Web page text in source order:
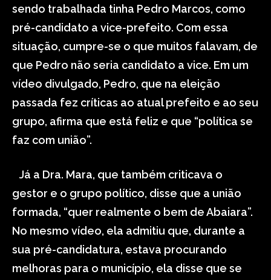
sendo trabalhada tinha Pedro Marcos, como
pré-candidato a vice-prefeito. Com essa
situação, cumpre-se o que muitos falavam, de
que Pedro não seria candidato a vice. Em um
vídeo divulgado, Pedro, que na eleição
passada fez críticas ao atual prefeito e ao seu
grupo, afirma que está feliz e que “política se
faz com união”.
Já a Dra. Mara, que também criticava o
gestor e o grupo político, disse que a união
formada, “quer realmente o bem de Abaiara”.
No mesmo vídeo, ela admitiu que, durante a
sua pré-candidatura, estava procurando
melhoras para o município, ela disse que se